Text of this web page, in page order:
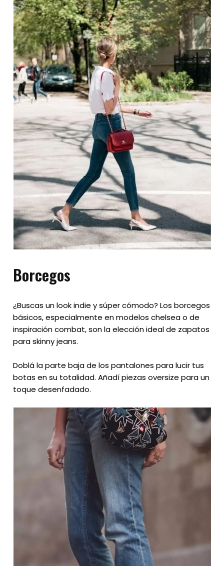
Borcegos
¿Buscas un look indie y súper cómodo? Los borcegos
básicos, especialmente en modelos chelsea o de
inspiración combat, son la elección ideal de zapatos
para skinny jeans.
Doblá la parte baja de los pantalones para lucir tus
botas en su totalidad. Añadí piezas oversize para un
toque desenfadado.